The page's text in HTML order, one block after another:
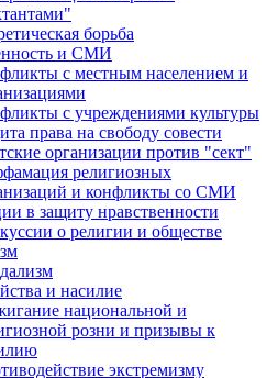
борьба
и СМИ
с местным населением и
с учреждениями культуры
права на свободу совести
организации против "сект"
религиозных
и конфликты со СМИ
в защиту нравственности
о религии и обществе
и насилие
национальной и
розни и призывы к
экстремизму